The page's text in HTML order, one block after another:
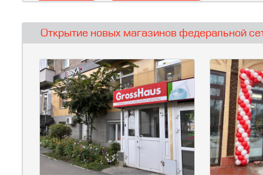
Открытие новых магазинов федеральной